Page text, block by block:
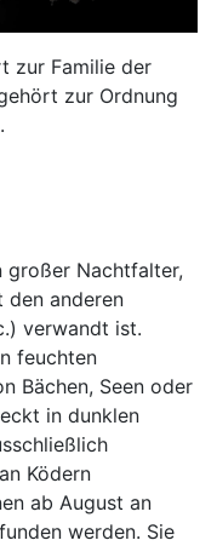
zur Familie der
zur Ordnung
großer Nachtfalter,
den anderen
verwandt ist.
feuchten
Bächen, Seen oder
in dunklen
Ködern
ab August an
werden. Sie